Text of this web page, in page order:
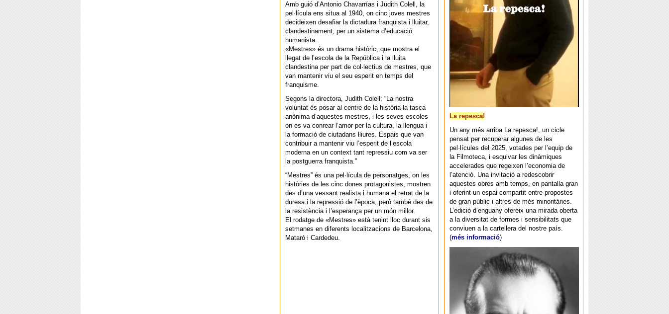
La repesca!
Un any més arriba La repesca!, un cicle
pensat per recuperar algunes de les
pel·lícules del 2025, votades per l’equip de
la Filmoteca, i esquivar les dinàmiques
accelerades que regeixen l’economia de
l’atenció. Una invitació a redescobrir
aquestes obres amb temps, en pantalla gran
i oferint un espai compartit entre propostes
de gran públic i altres de més minoritàries.
L’edició d’enguany ofereix una mirada oberta
a la diversitat de formes i sensibilitats que
conviuen a la cartellera del nostre país.
(més informació)
Amb guió d’Antonio Chavarrías i Judith Colell, la
pel·lícula ens situa al 1940, on cinc joves mestres
decideixen desafiar la dictadura franquista i lluitar,
clandestinament, per un sistema d’educació
humanista.
«Mestres» és un drama històric, que mostra el
llegat de l’escola de la República i la lluita
clandestina per part de col·lectius de mestres, que
van mantenir viu el seu esperit en temps del
franquisme.
Segons la directora, Judith Colell: “La nostra
voluntat és posar al centre de la història la tasca
anònima d’aquestes mestres, i les seves escoles
on es va conrear l’amor per la cultura, la llengua i
la formació de ciutadans lliures. Espais que van
contribuir a mantenir viu l’esperit de l’escola
moderna en un context tant repressiu com va ser
la postguerra franquista.”
“Mestres” és una pel·lícula de personatges, on les
històries de les cinc dones protagonistes, mostren
des d’una vessant realista i humana el retrat de la
duresa i la repressió de l’època, però també des de
la resistència i l’esperança per un món millor.
El rodatge de «Mestres» està tenint lloc durant sis
setmanes en diferents localitzacions de Barcelona,
Mataró i Cardedeu.